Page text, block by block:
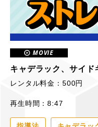
MOVIE
キャデラック、サイド
レンタル料金：500円
再生時間：8:47